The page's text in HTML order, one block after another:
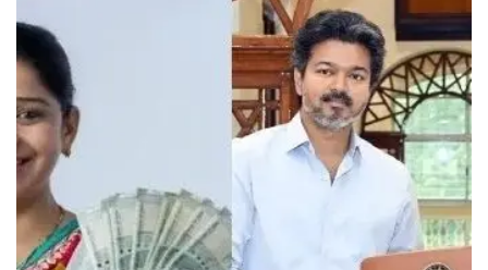
தமிழ்நாடு செய்திகள்